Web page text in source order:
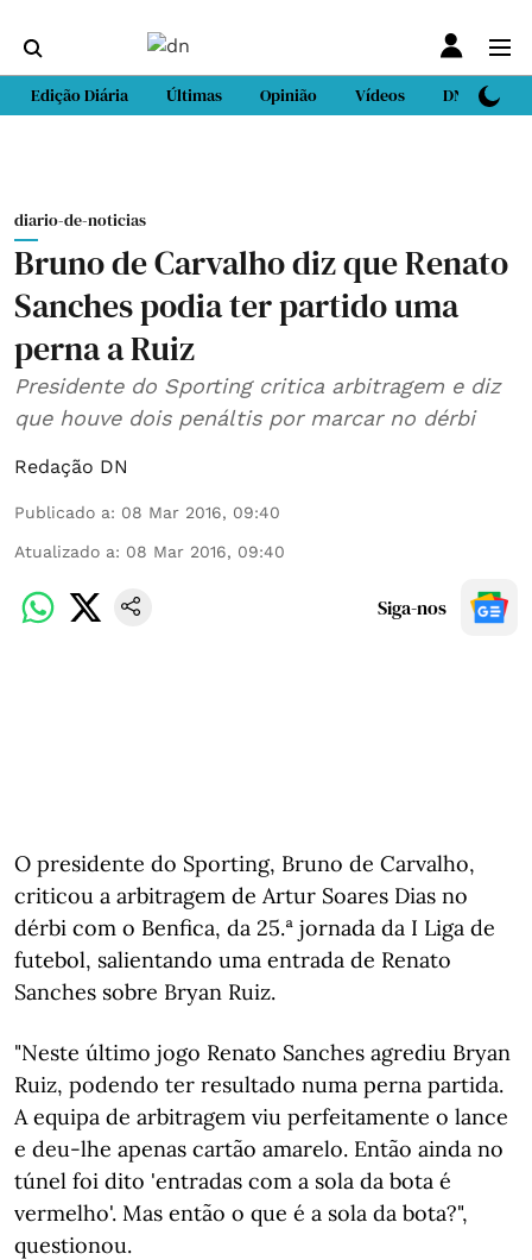
Edição Diária Últimas Opinião Vídeos DN Sport
diario-de-noticias
Bruno de Carvalho diz que Renato
Sanches podia ter partido uma
perna a Ruiz
Presidente do Sporting critica arbitragem e diz
que houve dois penáltis por marcar no dérbi
Redação DN
Publicado a: 08 Mar 2016, 09:40
Atualizado a: 08 Mar 2016, 09:40
Siga-nos
O presidente do Sporting, Bruno de Carvalho,
criticou a arbitragem de Artur Soares Dias no
dérbi com o Benfica, da 25.ª jornada da I Liga de
futebol, salientando uma entrada de Renato
Sanches sobre Bryan Ruiz.
"Neste último jogo Renato Sanches agrediu Bryan
Ruiz, podendo ter resultado numa perna partida.
A equipa de arbitragem viu perfeitamente o lance
e deu-lhe apenas cartão amarelo. Então ainda no
túnel foi dito 'entradas com a sola da bota é
vermelho'. Mas então o que é a sola da bota?",
questionou.